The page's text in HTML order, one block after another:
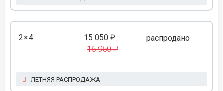
2×4 15 050 ₽
16 950 ₽
распродано
ЛЕТНЯЯ РАСПРОДАЖА